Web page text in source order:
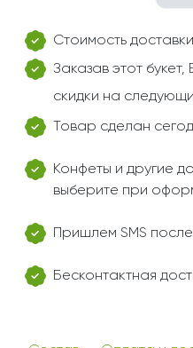
Стоимость
Заказав этот букет,
скидки на
Товар сделан
Конфеты и другие
выберите при
Пришлем SMS
Бесконтактная